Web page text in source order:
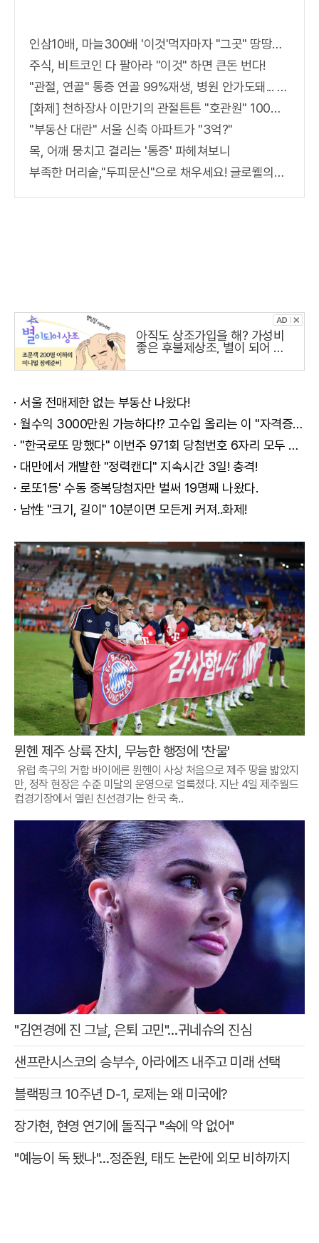
인삼10배, 마늘300배 '이것'먹자마자 "그곳" 땅땅해져..헉!
주식, 비트코인 다 팔아라 "이것" 하면 큰돈 번다!
"관절, 연골" 통증 연골 99%재생, 병원 안가도돼... "충격"
[화제] 천하장사 이만기의 관절튼튼 "호관원" 100%당첨 혜택 난리나!!
"부동산 대란" 서울 신축 아파트가 "3억?"
목, 어깨 뭉치고 결리는 '통증' 파헤쳐보니
부족한 머리숱,"두피문신"으로 채우세요! 글로웰의원 의)96837
아직도 상조가입을 해? 가성비
좋은 후불제상조, 별이 되어 상
서울 전매제한 없는 부동산 나왔다!
월수익 3000만원 가능하다!? 고수입 올리는 이 "자격증"에 몰리는 이유 알고보니…
"한국로또 망했다" 이번주 971회 당첨번호 6자리 모두 유출...관계자 실수로 "비상"!
대만에서 개발한 "정력캔디" 지속시간 3일! 충격!
로또1등' 수동 중복당첨자만 벌써 19명째 나왔다.
남性 "크기, 길이" 10분이면 모든게 커져..화제!
뮌헨 제주 상륙 잔치, 무능한 행정에 '찬물'
유럽 축구의 거함 바이에른 뮌헨이 사상 처음으로 제주 땅을 밟았지
만, 정작 현장은 수준 미달의 운영으로 얼룩졌다. 지난 4일 제주월드
컵경기장에서 열린 친선경기는 한국 축..
"김연경에 진 그날, 은퇴 고민"…귀네슈의 진심
샌프란시스코의 승부수, 아라에즈 내주고 미래 선택
블랙핑크 10주년 D-1, 로제는 왜 미국에?
장가현, 현영 연기에 돌직구 "속에 악 없어"
"예능이 독 됐나"…정준원, 태도 논란에 외모 비하까지